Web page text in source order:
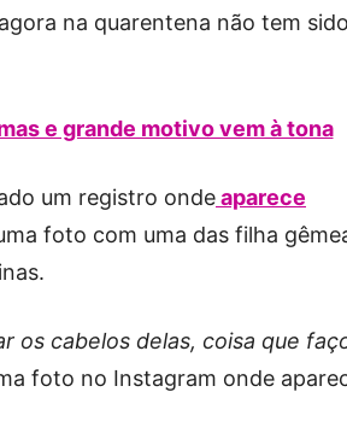
na quarentena não tem
e grande motivo vem à tona
um registro ondeaparece
foto com uma das filha
os cabelos delas, coisa que
foto no Instagram onde